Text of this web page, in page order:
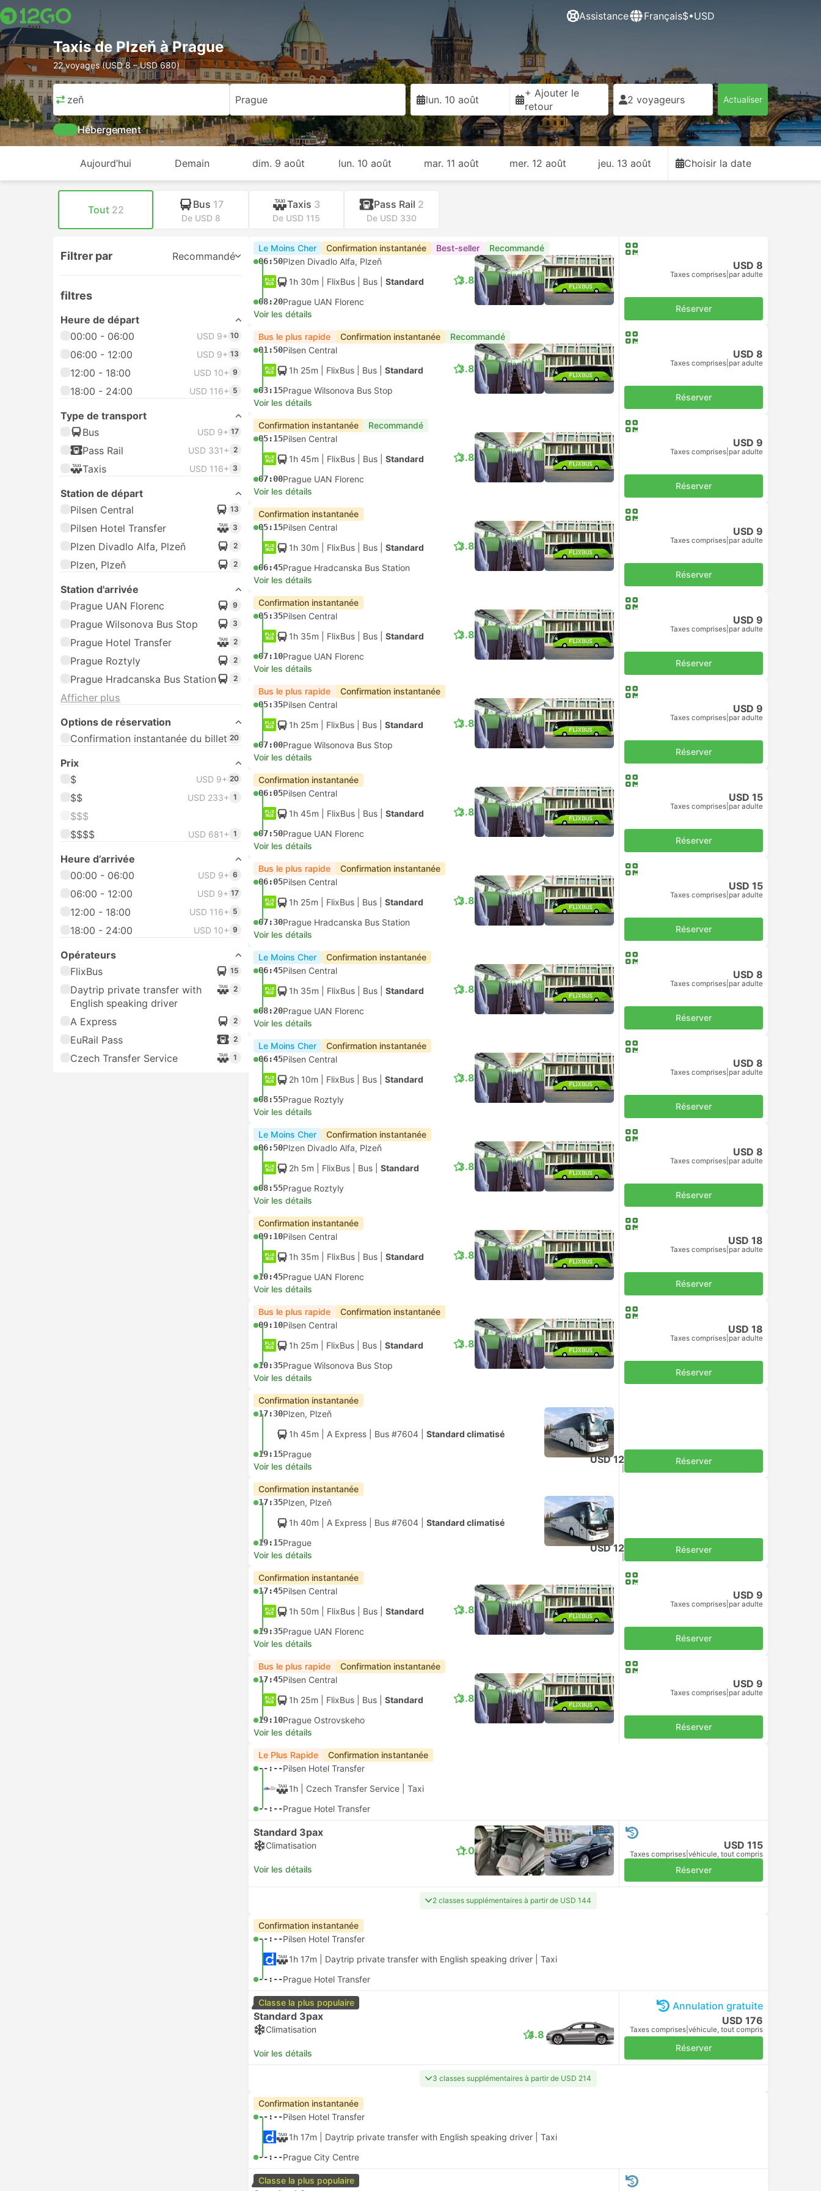
Assistance Français$•USD
Taxis de Plzeň à Prague
22 voyages (USD 8 – USD 680)
Plzeň Prague lun. 10 août
+ Ajouter le
retour
2 voyageurs Actualiser
Hébergement
Aujourd’hui Demain dim. 9 août lun. 10 août mar. 11 août mer. 12 août jeu. 13 août Choisir la date
Tout 22 Bus 17
De USD 8
Taxis 3
De USD 115
Pass Rail 2
De USD 330
Filtrer par Recommandé
filtres
Heure de départ
00:00 - 06:00
USD 9+ 10
06:00 - 12:00 USD 9+ 13
12:00 - 18:00 USD 10+ 9
18:00 - 24:00 USD 116+ 5
Type de transport
Bus
USD 9+ 17
Pass Rail USD 331+ 2
Taxis USD 116+ 3
Station de départ
Pilsen Central
13
Pilsen Hotel Transfer 3
Plzen Divadlo Alfa, Plzeň 2
Plzen, Plzeň 2
Station d'arrivée
Prague UAN Florenc
9
Prague Wilsonova Bus Stop 3
Prague Hotel Transfer 2
Prague Roztyly 2
Prague Hradcanska Bus Station 2
Afficher plus
Options de réservation
Confirmation instantanée du billet 20
Prix
$
USD 9+ 20
$$ USD 233+ 1
$$$
$$$$
USD 681+ 1
Heure d’arrivée
00:00 - 06:00
USD 9+ 6
06:00 - 12:00 USD 9+ 17
12:00 - 18:00 USD 116+ 5
18:00 - 24:00 USD 10+ 9
Opérateurs
FlixBus
15
Daytrip private transfer with
English speaking driver
2
A Express 2
EuRail Pass 2
Czech Transfer Service 1
Le Moins Cher Confirmation instantanée Best-seller Recommandé
06:50Plzen Divadlo Alfa, Plzeň
1h 30m | FlixBus Bus Standard
08:20Prague UAN Florenc
3.8
Voir les détails
USD 8
Taxes comprises par adulte
Réserver
Bus le plus rapide Confirmation instantanée Recommandé
01:50Pilsen Central
1h 25m | FlixBus Bus Standard
03:15Prague Wilsonova Bus Stop
3.8
Voir les détails
USD 8
Taxes comprises par adulte
Réserver
Confirmation instantanée Recommandé
05:15Pilsen Central
1h 45m | FlixBus Bus Standard
07:00Prague UAN Florenc
3.8
Voir les détails
USD 9
Taxes comprises par adulte
Réserver
Confirmation instantanée
05:15Pilsen Central
1h 30m | FlixBus Bus Standard
06:45Prague Hradcanska Bus Station
3.8
Voir les détails
USD 9
Taxes comprises par adulte
Réserver
Confirmation instantanée
05:35Pilsen Central
1h 35m | FlixBus Bus Standard
07:10Prague UAN Florenc
3.8
Voir les détails
USD 9
Taxes comprises par adulte
Réserver
Bus le plus rapide Confirmation instantanée
05:35Pilsen Central
1h 25m | FlixBus Bus Standard
07:00Prague Wilsonova Bus Stop
3.8
Voir les détails
USD 9
Taxes comprises par adulte
Réserver
Confirmation instantanée
06:05Pilsen Central
1h 45m | FlixBus Bus Standard
07:50Prague UAN Florenc
3.8
Voir les détails
USD 15
Taxes comprises par adulte
Réserver
Bus le plus rapide Confirmation instantanée
06:05Pilsen Central
1h 25m | FlixBus Bus Standard
07:30Prague Hradcanska Bus Station
3.8
Voir les détails
USD 15
Taxes comprises par adulte
Réserver
Le Moins Cher Confirmation instantanée
06:45Pilsen Central
1h 35m | FlixBus Bus Standard
08:20Prague UAN Florenc
3.8
Voir les détails
USD 8
Taxes comprises par adulte
Réserver
Le Moins Cher Confirmation instantanée
06:45Pilsen Central
2h 10m | FlixBus Bus Standard
08:55Prague Roztyly
3.8
Voir les détails
USD 8
Taxes comprises par adulte
Réserver
Le Moins Cher Confirmation instantanée
06:50Plzen Divadlo Alfa, Plzeň
2h 5m | FlixBus Bus Standard
08:55Prague Roztyly
3.8
Voir les détails
USD 8
Taxes comprises par adulte
Réserver
Confirmation instantanée
09:10Pilsen Central
1h 35m | FlixBus Bus Standard
10:45Prague UAN Florenc
3.8
Voir les détails
USD 18
Taxes comprises par adulte
Réserver
Bus le plus rapide Confirmation instantanée
09:10Pilsen Central
1h 25m | FlixBus Bus Standard
10:35Prague Wilsonova Bus Stop
3.8
Voir les détails
USD 18
Taxes comprises par adulte
Réserver
Confirmation instantanée
17:30Plzen, Plzeň
1h 45m | A Express Bus #7604 Standard climatisé
19:15Prague
Voir les détails
USD 12 Réserver
Confirmation instantanée
17:35Plzen, Plzeň
1h 40m | A Express Bus #7604 Standard climatisé
19:15Prague
Voir les détails
USD 12 Réserver
Confirmation instantanée
17:45Pilsen Central
1h 50m | FlixBus Bus Standard
19:35Prague UAN Florenc
3.8
Voir les détails
USD 9
Taxes comprises par adulte
Réserver
Bus le plus rapide Confirmation instantanée
17:45Pilsen Central
1h 25m | FlixBus Bus Standard
19:10Prague Ostrovskeho
3.8
Voir les détails
USD 9
Taxes comprises par adulte
Réserver
Le Plus Rapide Confirmation instantanée
--:--Pilsen Hotel Transfer
1h | Czech Transfer Service Taxi
--:--Prague Hotel Transfer
Standard 3pax
Climatisation
Voir les détails
1.0 USD 115
Taxes comprises véhicule, tout compris
Réserver
2 classes supplémentaires à partir de USD 144
Confirmation instantanée
--:--Pilsen Hotel Transfer
1h 17m | Daytrip private transfer with English speaking driver Taxi
--:--Prague Hotel Transfer
Classe la plus populaire
Standard 3pax
Climatisation
Voir les détails
4.8
Annulation gratuite
USD 176
Taxes comprises véhicule, tout compris
Réserver
3 classes supplémentaires à partir de USD 214
Confirmation instantanée
--:--Pilsen Hotel Transfer
1h 17m | Daytrip private transfer with English speaking driver Taxi
--:--Prague City Centre
Classe la plus populaire